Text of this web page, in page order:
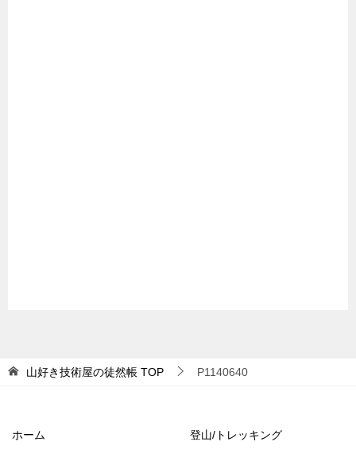
山好き技術屋の徒然帳 TOP P1140640
ホーム 登山/トレッキング